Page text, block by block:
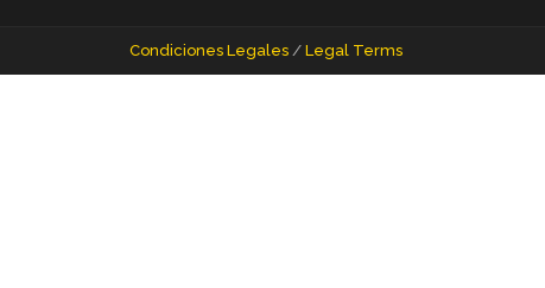
Condiciones Legales / Legal Terms